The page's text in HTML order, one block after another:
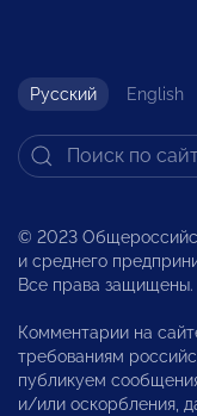
Русский English
© 2023
и среднего
Все права защищены.
Комментарии на
требованиям
публикуем
и/или оскорбления,